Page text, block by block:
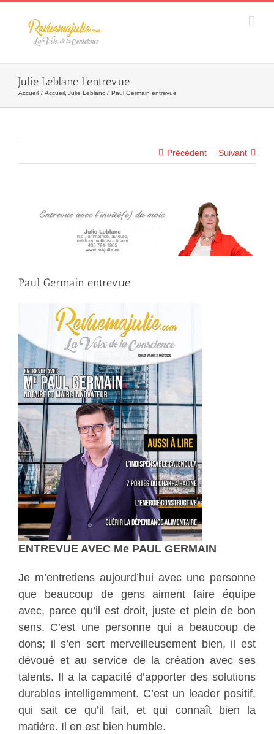
Skip
Julie Leblanc l’entrevue
Accueil Accueil Julie Leblanc Paul Germain entrevue
Précédent Suivant
l&apos;image
Paul Germain entrevue
ENTREVUE AVEC Me PAUL GERMAIN
Je m’entretiens aujourd’hui avec une personne
que beaucoup de gens aiment faire équipe
avec, parce qu’il est droit, juste et plein de bon
sens. C’est une personne qui a beaucoup de
dons; il s’en sert merveilleusement bien, il est
dévoué et au service de la création avec ses
talents. Il a la capacité d’apporter des solutions
durables intelligemment. C’est un leader positif,
qui sait ce qu’il fait, et qui connaît bien la
matière. Il en est bien humble.